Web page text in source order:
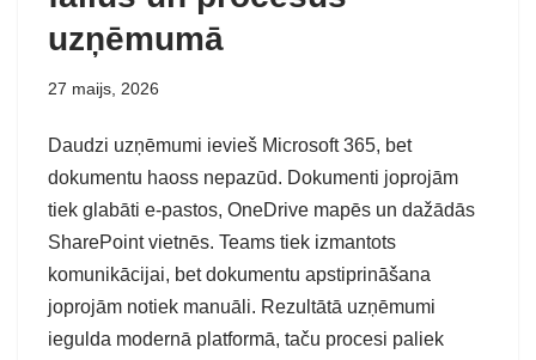
uzņēmumā
27 maijs, 2026
Daudzi uzņēmumi ievieš Microsoft 365, bet
dokumentu haoss nepazūd. Dokumenti joprojām
tiek glabāti e-pastos, OneDrive mapēs un dažādās
SharePoint vietnēs. Teams tiek izmantots
komunikācijai, bet dokumentu apstiprināšana
joprojām notiek manuāli. Rezultātā uzņēmumi
iegulda modernā platformā, taču procesi paliek